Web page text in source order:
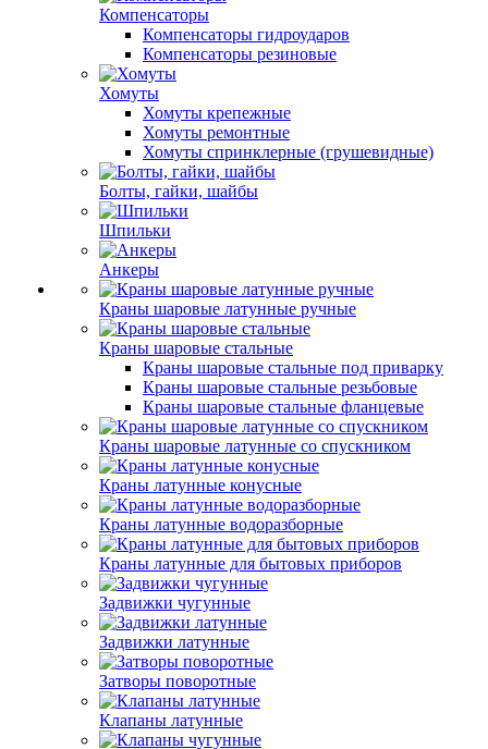
Компенсаторы
Компенсаторы гидроударов
Компенсаторы резиновые
Хомуты
Хомуты крепежные
Хомуты ремонтные
Хомуты спринклерные (грушевидные)
Болты, гайки, шайбы
Шпильки
Анкеры
Краны шаровые латунные ручные
Краны шаровые стальные
Краны шаровые стальные под приварку
Краны шаровые стальные резьбовые
Краны шаровые стальные фланцевые
Краны шаровые латунные со спускником
Краны латунные конусные
Краны латунные водоразборные
Краны латунные для бытовых приборов
Задвижки чугунные
Задвижки латунные
Затворы поворотные
Клапаны латунные